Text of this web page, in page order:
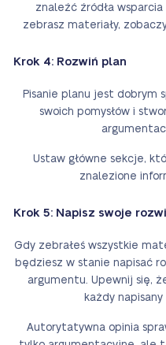
znaleźć źródła
zebrasz materiały,
Krok 4: Rozwiń plan
Pisanie planu jest dobrym
swoich pomysłów i
Ustaw główne sekcje,
znalezione
Krok 5: Napisz swoje
Gdy zebrałeś wszystkie
będziesz w stanie napisać
argumentu. Upewnij się,
każdy
Autorytatywna opinia